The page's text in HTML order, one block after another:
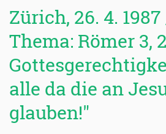
Zürich, 26. 4. 1987
Thema: Römer 3,
alle da die an
glauben!"